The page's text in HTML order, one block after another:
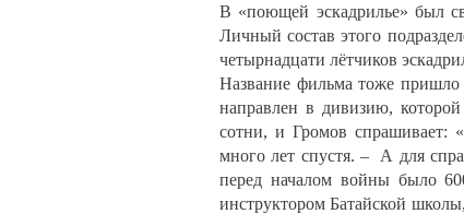
В «поющей эскадрилье» был
Личный состав этого
четырнадцати лётчиков
Название фильма тоже
направлен в дивизию,
сотни, и Громов спрашивает:
много лет спустя. – А для
перед началом войны было
инструктором Батайской